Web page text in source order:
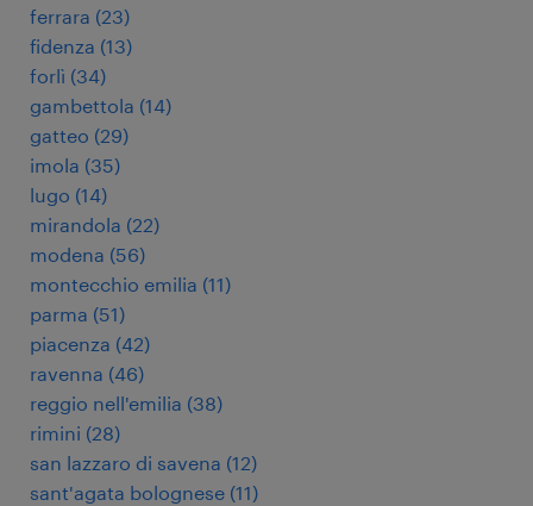
ferrara (23)
fidenza (13)
forlì (34)
gambettola (14)
gatteo (29)
imola (35)
lugo (14)
mirandola (22)
modena (56)
montecchio emilia (11)
parma (51)
piacenza (42)
ravenna (46)
reggio nell'emilia (38)
rimini (28)
san lazzaro di savena (12)
sant'agata bolognese (11)